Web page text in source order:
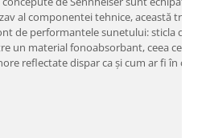
al componentei tehnice, această
de performantele sunetului: sticla
un material fonoabsorbant, ceea ce are
reflectate dispar ca și cum ar fi în căști